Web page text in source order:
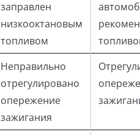
заправлен
низкооктановым
топливом
Неправильно
отрегулировано
опережение
зажигания